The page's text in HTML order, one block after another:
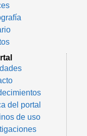
del portal
de uso